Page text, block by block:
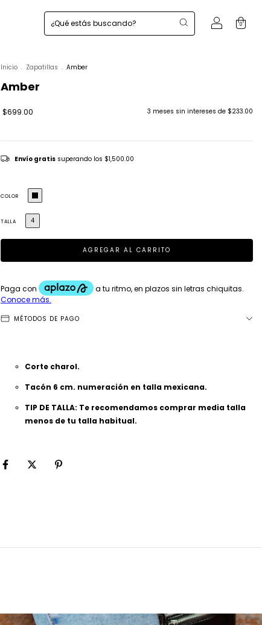
0
Inicio . Zapatillas . Amber
Amber
$699.00 3 meses sin intereses de $233.00
Envío gratis superando los $1,500.00
COLOR
TALLA 4
MÉTODOS DE PAGO
Corte charol.
Tacón 6 cm. numeración en talla mexicana.
TIP DE TALLA: Te recomendamos comprar media talla
menos de tu talla habitual.